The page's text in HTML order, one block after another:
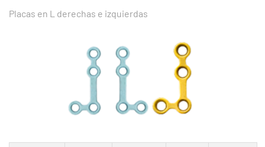
Placas en L derechas e izquierdas